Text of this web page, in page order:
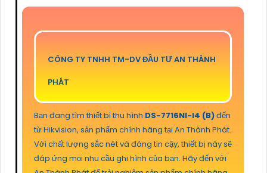
CÔNG TY TNHH TM-DV ĐẦU TƯ AN THÀNH
PHÁT
Bạn đang tìm thiết bị thu hình DS-7716NI-I4 (B)đến
từ Hikvision, sản phẩm chính hãng tại An Thành Phát.
Với chất lượng sắc nét và đáng tin cậy, thiết bị này sẽ
đáp ứng mọi nhu cầu ghi hình của bạn. Hãy đến với